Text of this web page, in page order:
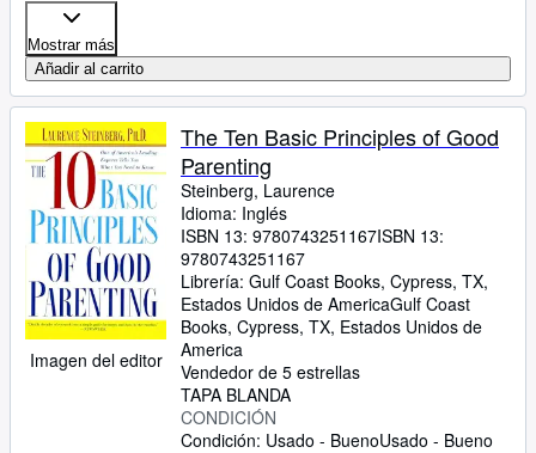
Mostrar más
Añadir al carrito
Imagen del editor
The Ten Basic Principles of Good
Parenting
Steinberg, Laurence
Idioma: Inglés
ISBN 13: 9780743251167ISBN 13:
9780743251167
Librería: Gulf Coast Books, Cypress, TX,
Estados Unidos de AmericaGulf Coast
Books, Cypress, TX, Estados Unidos de
America
Vendedor de 5 estrellas
TAPA BLANDA
CONDICIÓN
Condición: Usado - BuenoUsado - Bueno